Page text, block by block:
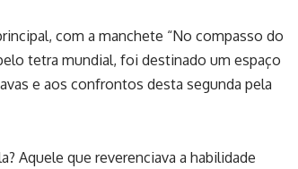
com a manchete “No compasso do
tetra mundial, foi destinado um espaço
e aos confrontos desta segunda pela
Aquele que reverenciava a habilidade